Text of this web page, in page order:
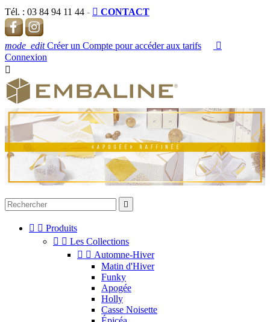
Tél. : 03 84 94 11 44 -  CONTACT
mode_edit Créer un Compte pour accéder aux tarifs

Connexion


  Produits
  Les Collections
  Automne-Hiver
Matin d'Hiver
Funky
Apogée
Holly
Casse Noisette